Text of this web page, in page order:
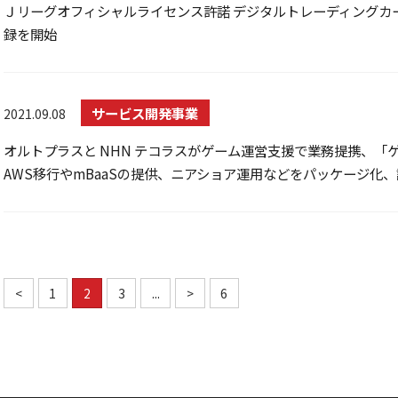
Ｊリーグオフィシャルライセンス許諾 デジタルトレーディング
録を開始
2021.09.08
サービス開発事業
オルトプラスと NHN テコラスがゲーム運営支援で業務提携、「
AWS移行やmBaaSの提供、ニアショア運用などをパッケージ化
< 1 2 3 ... > 6